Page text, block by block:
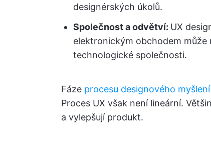
designérských úkolů.
Společnost a odvětví: UX
elektronickým obchodem
technologické společnosti.
Fáze procesu designového myšlení
Proces UX však není lineární.
a vylepšují produkt.